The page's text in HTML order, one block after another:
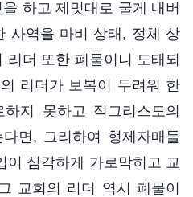
하고 제멋대로 굴게 내버
사역을 마비 상태, 정체 상
리더 또한 폐물이니 도태되
리더가 보복이 두려워 한
지 못하고 적그리스도의
면, 그리하여 형제자매들
이 심각하게 가로막히고 교
교회의 리더 역시 폐물이